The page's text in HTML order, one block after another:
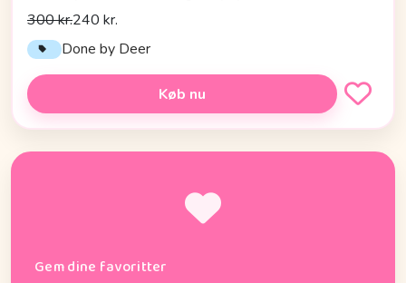
300 kr.240 kr.
Done by Deer
Køb nu
Gem dine favoritter